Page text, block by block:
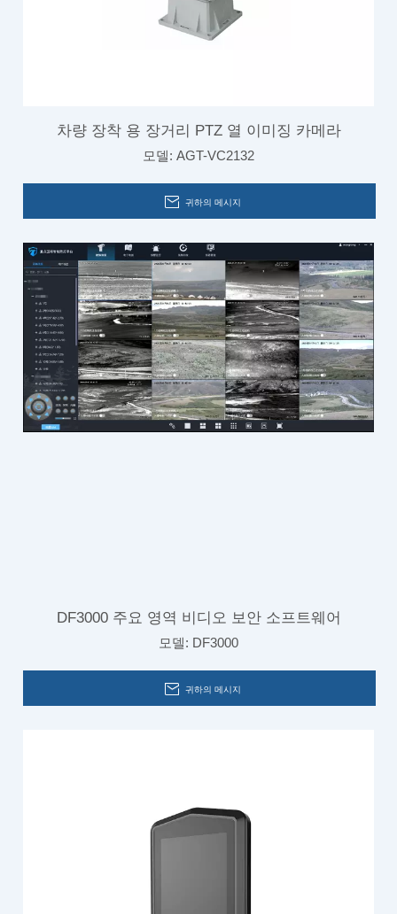
차량 장착 용 장거리 PTZ 열 이미징 카메라
모델: AGT-VC2132
귀하의 메시지
DF3000 주요 영역 비디오 보안 소프트웨어
모델: DF3000
귀하의 메시지